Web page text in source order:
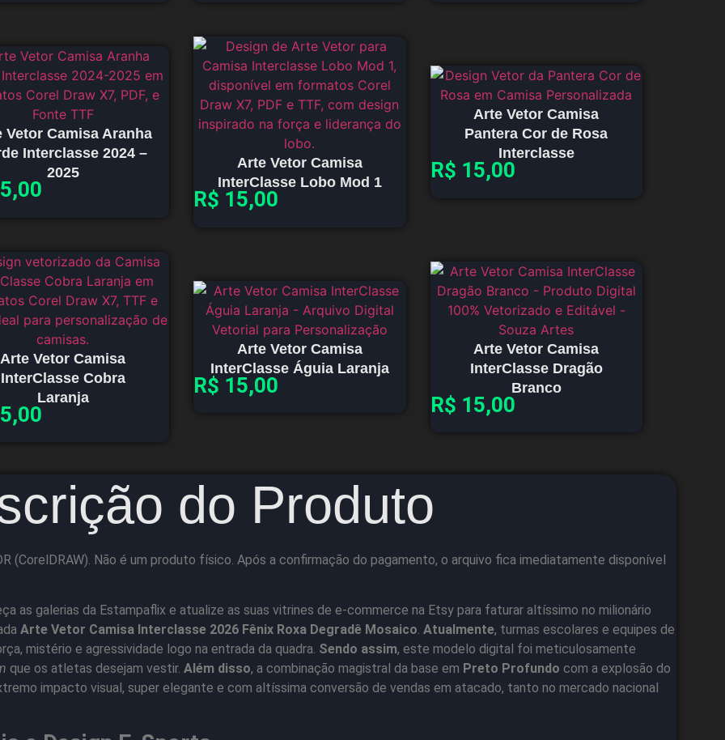
Vetor Camisa Aranha
Interclasse 2024 –
2025
Arte Vetor Camisa
InterClasse Lobo Mod 1
R$ 15,00
Arte Vetor Camisa
Pantera Cor de Rosa
Interclasse
R$ 15,00
Arte Vetor Camisa
InterClasse Cobra
Laranja
Arte Vetor Camisa
InterClasse Águia Laranja
R$ 15,00
Arte Vetor Camisa
InterClasse Dragão
Branco
R$ 15,00
do Produto
(CorelDRAW). Não é um produto físico. Após a confirmação do pagamento, o arquivo fica imediatamente disponível
as galerias da Estampaflix e atualize as suas vitrines de e-commerce na Etsy para faturar altíssimo no milionário
Arte Vetor Camisa Interclasse 2026 Fênix Roxa Degradê Mosaico. Atualmente, turmas escolares e equipes de
mistério e agressividade logo na entrada da quadra. Sendo assim, este modelo digital foi meticulosamente
que os atletas desejam vestir. Além disso, a combinação magistral da base em Preto Profundo com a explosão do
impacto visual, super elegante e com altíssima conversão de vendas em atacado, tanto no mercado nacional